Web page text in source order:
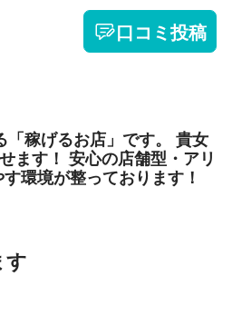
口コミ投稿
「稼げるお店」です。 貴女
ます！ 安心の店舗型・アリ
環境が整っております！
す